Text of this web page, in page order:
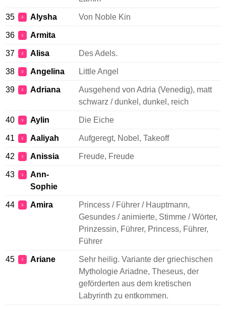
35 ♀ Alysha Von Noble Kin
36 ♀ Armita
37 ♀ Alisa Des Adels.
38 ♀ Angelina Little Angel
39 ♀ Adriana
Ausgehend von Adria (Venedig), matt
schwarz / dunkel, dunkel, reich
40 ♀ Aylin Die Eiche
41 ♀ Aaliyah Aufgeregt, Nobel, Takeoff
42 ♀ Anissia Freude, Freude
43 ♀
Ann-
Sophie
44 ♀ Amira
Princess / Führer / Hauptmann,
Gesundes / animierte, Stimme / Wörter,
Prinzessin, Führer, Princess, Führer,
Führer
45 ♀ Ariane
Sehr heilig. Variante der griechischen
Mythologie Ariadne, Theseus, der
geförderten aus dem kretischen
Labyrinth zu entkommen.